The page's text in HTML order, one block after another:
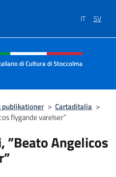
IT SV
menu of site
di Cultura di Stoccolma
publikationer > Cartaditalia >
flygande varelser”
”Beato Angelicos